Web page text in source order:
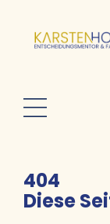
404
Diese